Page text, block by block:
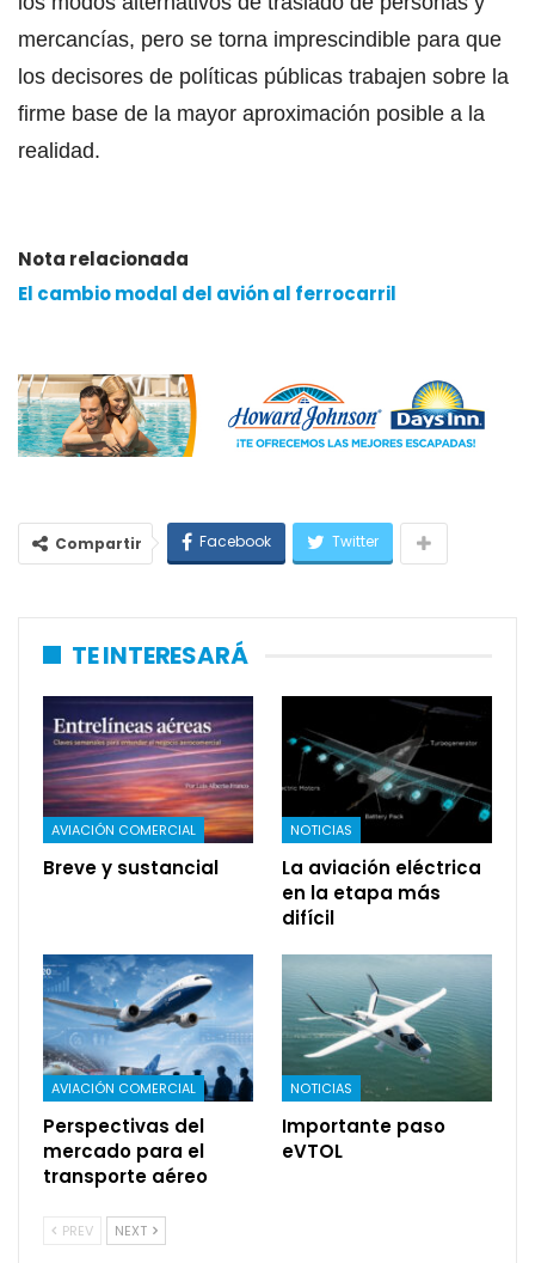
mercancías, pero se torna imprescindible para que
los decisores de políticas públicas trabajen sobre la
firme base de la mayor aproximación posible a la
realidad.
Nota relacionada
El cambio modal del avión al ferrocarril
Compartir Facebook Twitter
TE INTERESARÁ
AVIACIÓN COMERCIAL
Breve y sustancial
NOTICIAS
La aviación eléctrica
en la etapa más
difícil
AVIACIÓN COMERCIAL
Perspectivas del
mercado para el
transporte aéreo
NOTICIAS
Importante paso
eVTOL
PREV NEXT